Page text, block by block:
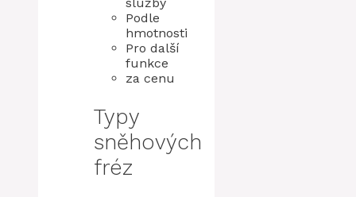
služby
Podle
hmotnosti
Pro další
funkce
za cenu
Typy
sněhových
fréz